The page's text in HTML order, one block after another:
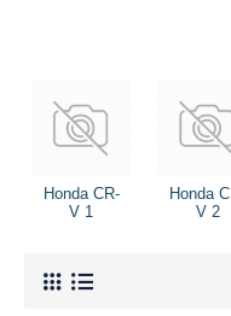
Honda CR-
V 1
Honda
V 2